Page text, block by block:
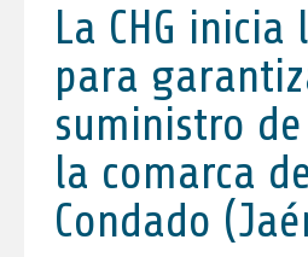
La CHG
para
suministro
la comarca
Condado